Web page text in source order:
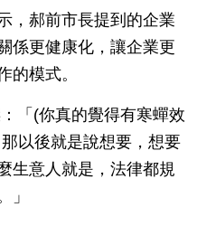
，郝前市長提到的企業
係更健康化，讓企業更
的模式。
「(你真的覺得有寒蟬效
以後就是說想要，想要
生意人就是，法律都規
」